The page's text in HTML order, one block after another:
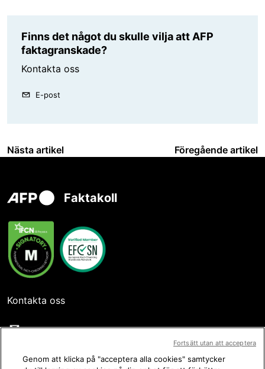
Finns det något du skulle vilja att AFP
faktagranskade?
Kontakta oss
E-post
Nästa artikel Föregående artikel
Faktakoll
Kontakta oss
Genom att klicka på "acceptera alla cookies" samtycker
Fortsätt utan att acceptera